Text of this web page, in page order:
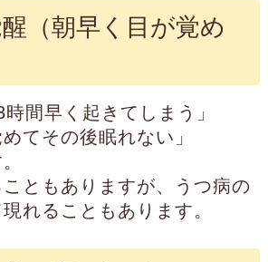
（朝早く目が覚め
時間早く起きてしまう」
てその後眠れない」
ともありますが、うつ病の
れることもあります。